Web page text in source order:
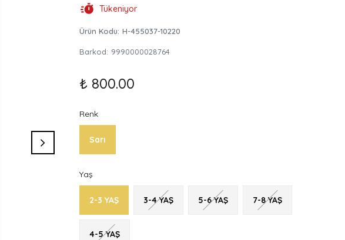
Tükeniyor
Ürün Kodu: H-455037-10220
Barkod: 9990000028764
₺ 800.00
Renk
Sarı
Yaş
2-3 YAŞ 3-4 YAŞ 5-6 YAŞ 7-8 YAŞ
4-5 YAŞ